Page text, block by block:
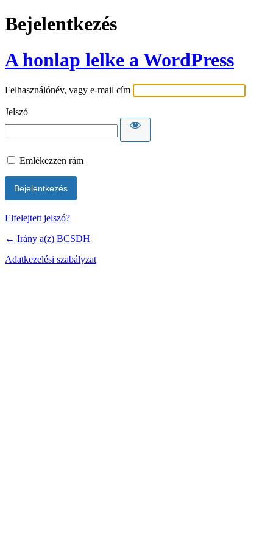
Bejelentkezés
A honlap lelke a WordPress
Felhasználónév, vagy e-mail cím
Jelszó
Emlékezzen rám
Elfelejtett jelszó?
← Irány a(z) BCSDH
Adatkezelési szabályzat